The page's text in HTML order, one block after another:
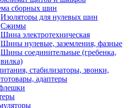
сборных шин
Изоляторы для нулевых шин
Сжимы
Шина электротехническая
Шины нулевые, заземления, фазные
Шины соединительные (гребенка,
вилка)
стабилизаторы, звонки,
адаптеры